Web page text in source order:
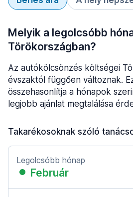
Melyik a legolcsóbb
Törökországban?
Az autókölcsönzés költségei
évszaktól függően változnak.
összehasonlítja a hónapok
legjobb ajánlat megtalálása
Takarékosoknak szóló
Legolcsóbb hónap
Február